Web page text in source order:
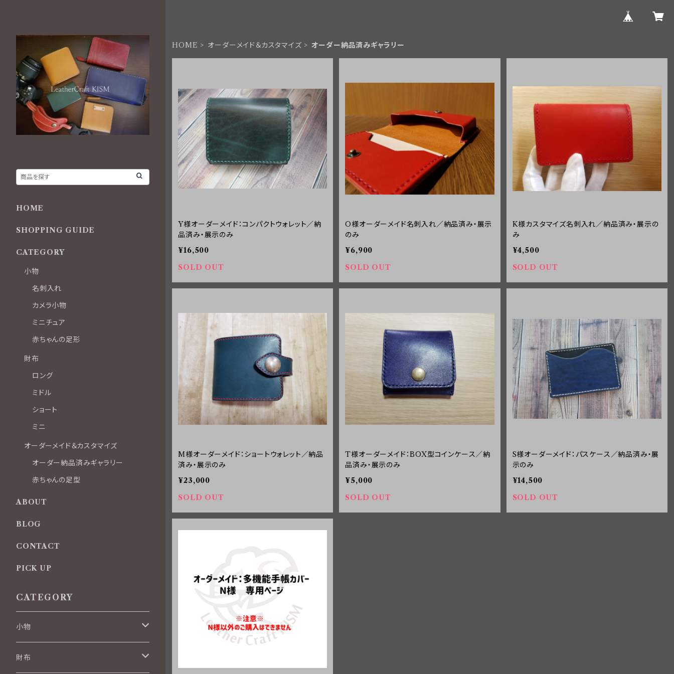
HOME オーダーメイド＆カスタマイズ オーダー納品済みギャラリー
Y様オーダーメイド：コンパクトウォレット／納
品済み・展示のみ
¥16,500
SOLD OUT
O様オーダーメイド名刺入れ／納品済み・展示
のみ
¥6,900
SOLD OUT
K様カスタマイズ名刺入れ／納品済み・展示の
み
¥4,500
SOLD OUT
M様オーダーメイド：ショートウォレット／納品
済み・展示のみ
¥23,000
SOLD OUT
T様オーダーメイド：BOX型コインケース／納
品済み・展示のみ
¥5,000
SOLD OUT
S様オーダーメイド：パスケース／納品済み・展
示のみ
¥14,500
SOLD OUT
HOME
SHOPPING GUIDE
CATEGORY
小物
名刺入れ
カメラ小物
ミニチュア
赤ちゃんの足形
財布
ロング
ミドル
ショート
ミニ
オーダーメイド＆カスタマイズ
オーダー納品済みギャラリー
赤ちゃんの足型
ABOUT
BLOG
CONTACT
PICK UP
CATEGORY
小物
名刺入れ
財布